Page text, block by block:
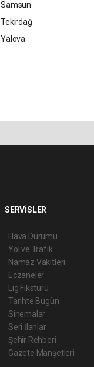
Samsun
Tekirdağ
Yalova
SERVİSLER
Hava Durumu
Yol ve Trafik
Namaz Vakitleri
Eczaneler
Lig Fikstürü
Tarihte Bugün
Sinemalar
Seri İlanlar
Şehir Rehberi
Gazete Manşetleri